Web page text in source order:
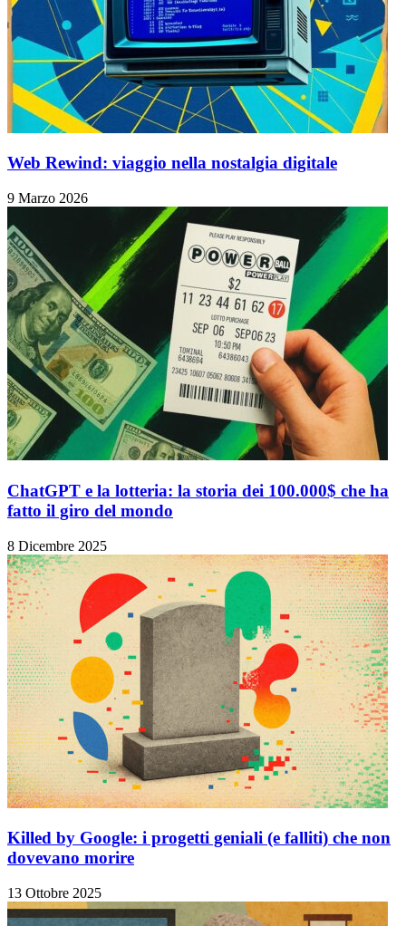
Web Rewind: viaggio nella nostalgia digitale
9 Marzo 2026
ChatGPT e la lotteria: la storia dei 100.000$ che ha
fatto il giro del mondo
8 Dicembre 2025
Killed by Google: i progetti geniali (e falliti) che non
dovevano morire
13 Ottobre 2025